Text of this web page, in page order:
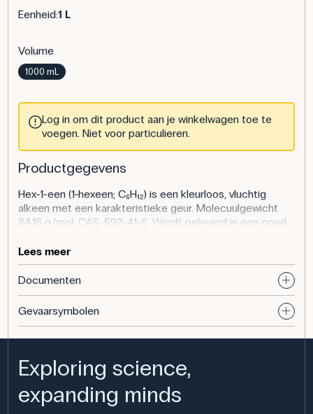
Eenheid:1 L
Volume
1000 mL
Log in om dit product aan je winkelwagen toe te
voegen. Niet voor particulieren.
Productgegevens
Hex-1-een (1-hexeen; C₆H₁₂) is een kleurloos, vluchtig
alkeen met een karakteristieke geur. Molecuulgewicht
84,16 g/mol. CAS: 592-41-6. Wordt geleverd in een goed
Toepassing van het product
De stof is geschikt in de organische chemie voor additie
(hydrogenering, halogenering), polymerisatieprincipes en
de Markovnikov-regel. Wordt gebruikt in demonstratie-
en kleinschalige experimenten gericht op
reactiemechanismen en het veilig omgaan met vluchtige
Specifikationer
Volumen: 1000 mL
Lees meer
Documenten
Gevaarsymbolen
Exploring science,
expanding minds